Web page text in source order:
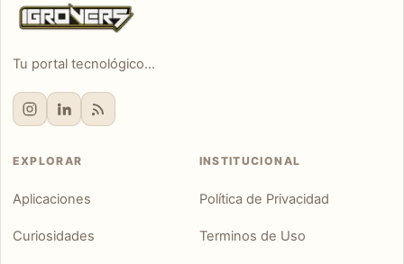
Tu portal tecnológico...
EXPLORAR
Aplicaciones
Curiosidades
INSTITUCIONAL
Política de Privacidad
Terminos de Uso